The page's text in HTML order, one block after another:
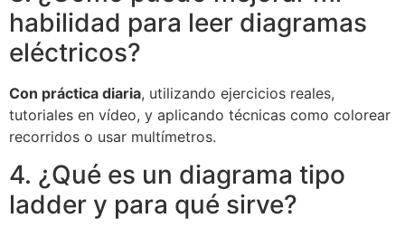
habilidad para leer diagramas
eléctricos?
Con práctica diaria, utilizando ejercicios reales,
tutoriales en vídeo, y aplicando técnicas como colorear
recorridos o usar multímetros.
4. ¿Qué es un diagrama tipo
ladder y para qué sirve?